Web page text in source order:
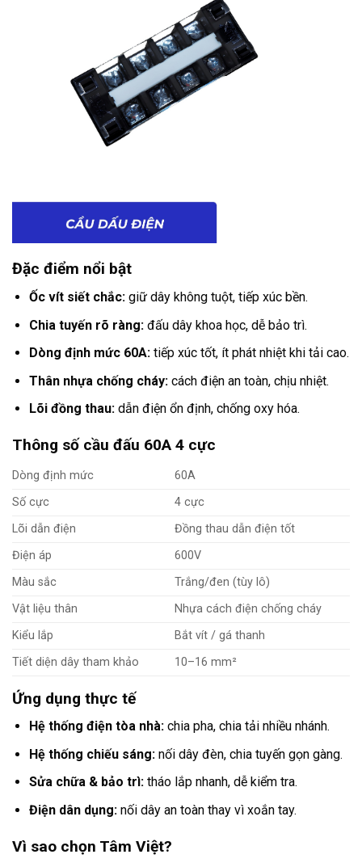
Đặc điểm nổi bật
Ốc vít siết chắc:giữ dây không tuột, tiếp xúc bền.
Chia tuyến rõ ràng:đấu dây khoa học, dễ bảo trì.
Dòng định mức 60A:tiếp xúc tốt, ít phát nhiệt khi tải cao.
Thân nhựa chống cháy:cách điện an toàn, chịu nhiệt.
Lõi đồng thau:dẫn điện ổn định, chống oxy hóa.
Thông số cầu đấu 60A 4 cực
Dòng định mức
60A
Số cực
4 cực
Lõi dẫn điện
Đồng thau dẫn điện tốt
Điện áp
600V
Màu sắc
Trắng/đen (tùy lô)
Vật liệu thân
Nhựa cách điện chống cháy
Kiểu lắp
Bắt vít / gá thanh
Tiết diện dây tham khảo
10–16 mm²
Ứng dụng thực tế
Hệ thống điện tòa nhà:chia pha, chia tải nhiều nhánh.
Hệ thống chiếu sáng:nối dây đèn, chia tuyến gọn gàng.
Sửa chữa & bảo trì:tháo lắp nhanh, dễ kiểm tra.
Điện dân dụng:nối dây an toàn thay vì xoắn tay.
Vì sao chọn Tâm Việt?